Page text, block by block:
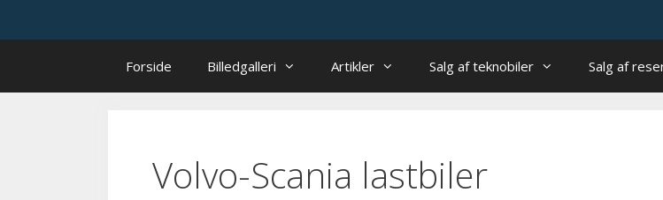
Forside Billedgalleri Artikler Salg af teknobiler Salg af
Volvo-Scania lastbiler